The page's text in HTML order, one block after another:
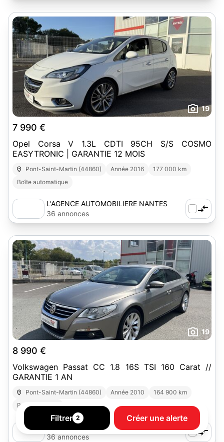
19
7 990 €
Opel Corsa V 1.3L CDTI 95CH S/S COSMO
EASYTRONIC | GARANTIE 12 MOIS
Pont-Saint-Martin (44860) Année 2016
177 000 km
Boîte automatique
L'AGENCE AUTOMOBILIERE NANTES
SUD-EST
36 annonces
19
8 990 €
Volkswagen Passat CC 1.8 16S TSI 160 Carat //
GARANTIE 1 AN
Pont-Saint-Martin (44860) Année 2010
164 900 km
Boîte manuelle
L'AGENCE AUTOMOBILIERE NANTES
SUD-EST
36 annonces
Filtrer 2 Créer une alerte